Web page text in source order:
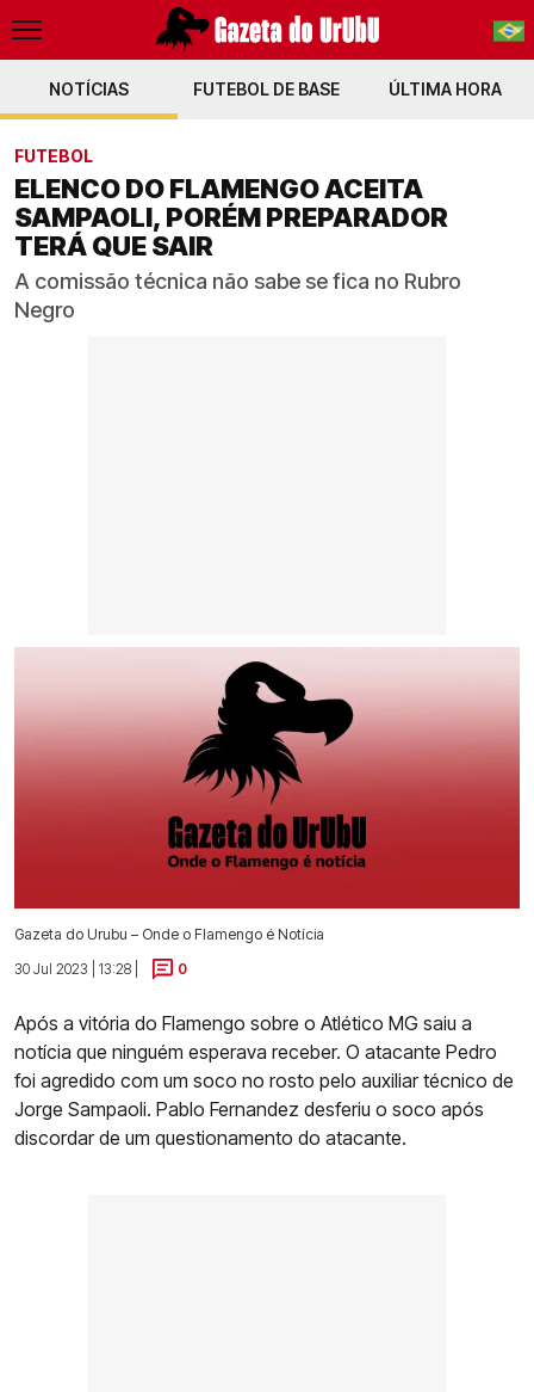
PT-BR
NOTÍCIAS FUTEBOL DE BASE ÚLTIMA HORA
FUTEBOL
ELENCO DO FLAMENGO ACEITA
SAMPAOLI, PORÉM PREPARADOR
TERÁ QUE SAIR
A comissão técnica não sabe se fica no Rubro
Negro
Gazeta do Urubu – Onde o Flamengo é Notícia
30 Jul 2023 | 13:28 |
0
Após a vitória do Flamengo sobre o Atlético MG saiu a
notícia que ninguém esperava receber. O atacante Pedro
foi agredido com um soco no rosto pelo auxiliar técnico de
Jorge Sampaoli. Pablo Fernandez desferiu o soco após
discordar de um questionamento do atacante.